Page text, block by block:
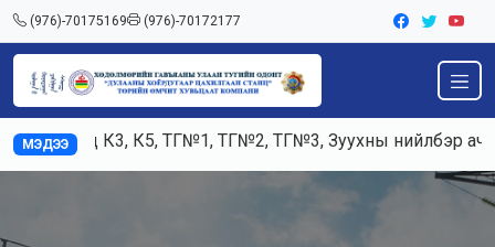
(976)-70175169 (976)-70172177
МЭДЭЭК3, К5, ТГ№1, ТГ№2, ТГ№3, Зуухны нийлбэр ачаалал